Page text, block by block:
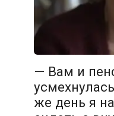
— Вам и
же день я